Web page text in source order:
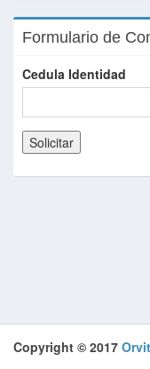
Formulario de
Cedula Identidad
Solicitar
Copyright © 2017 Orvit